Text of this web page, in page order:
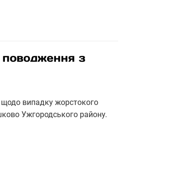
поводження з
щодо випадку жорстокого
Ужгородського району.